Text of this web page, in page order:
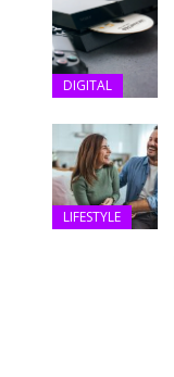
DIGITAL
LIFESTYLE